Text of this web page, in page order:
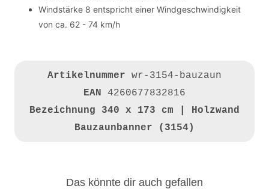
Windstärke 8 entspricht einer Windgeschwindigkeit
von ca. 62 - 74 km/h
Artikelnummer wr-3154-bauzaun
EAN 4260677832816
Bezeichnung 340 x 173 cm | Holzwand
Bauzaunbanner (3154)
Das könnte dir auch gefallen